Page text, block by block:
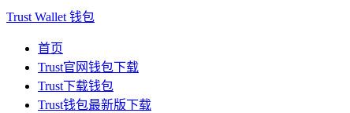
Trust Wallet 钱包
首页
Trust官网钱包下载
Trust下载钱包
Trust钱包最新版下载